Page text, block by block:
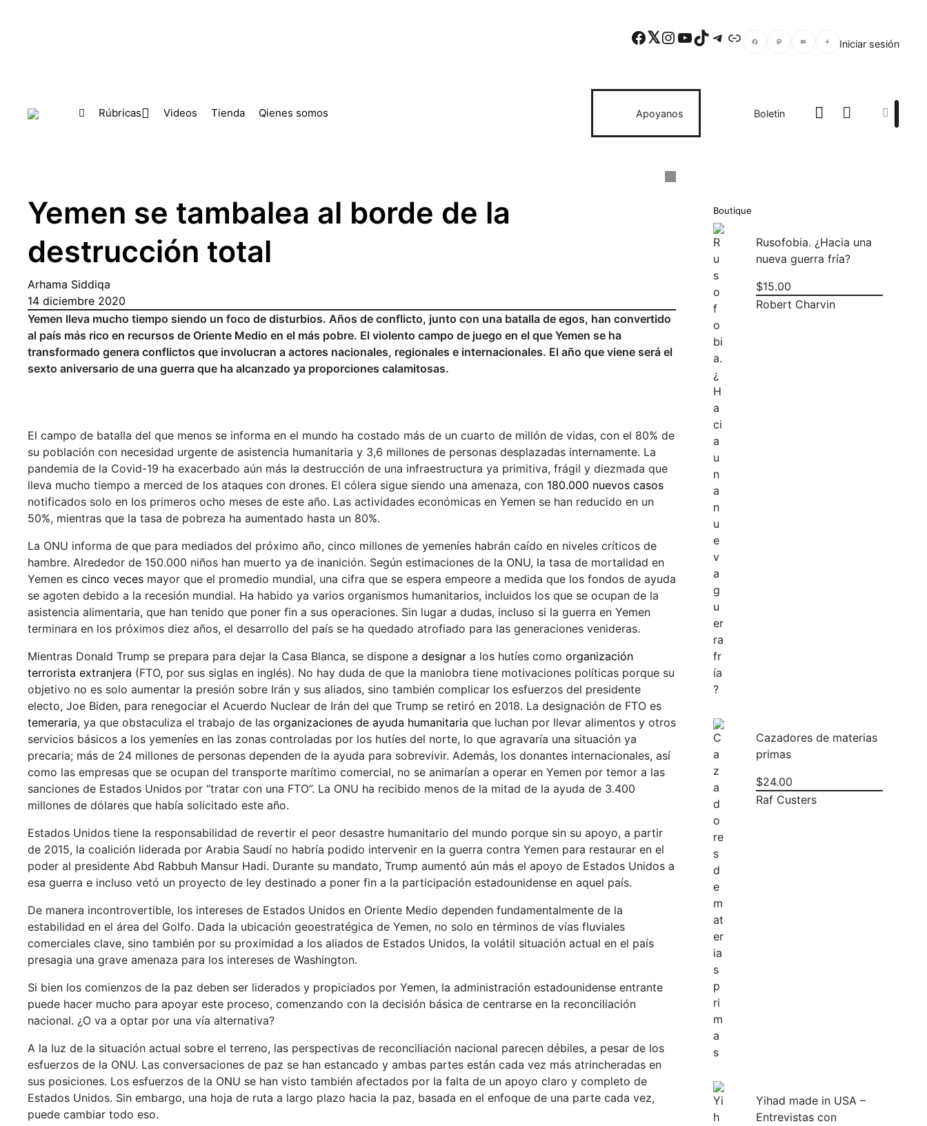
Facebook Twitter Instagram YouTube TikTok Telegram Enlace Iniciar sesión
Rúbricas Videos Tienda Qienes somos Apoyanos Boletin
Yemen se tambalea al borde de la
destrucción total
Arhama Siddiqa
14 diciembre 2020
Yemen lleva mucho tiempo siendo un foco de disturbios. Años de conflicto, junto con una batalla de egos, han convertido
al país más rico en recursos de Oriente Medio en el más pobre. El violento campo de juego en el que Yemen se ha
transformado genera conflictos que involucran a actores nacionales, regionales e internacionales. El año que viene será el
sexto aniversario de una guerra que ha alcanzado ya proporciones calamitosas.
El campo de batalla del que menos se informa en el mundo ha costado más de un cuarto de millón de vidas, con el 80% de
su población con necesidad urgente de asistencia humanitaria y 3,6 millones de personas desplazadas internamente. La
pandemia de la Covid-19 ha exacerbado aún más la destrucción de una infraestructura ya primitiva, frágil y diezmada que
lleva mucho tiempo a merced de los ataques con drones. El cólera sigue siendo una amenaza, con 180.000 nuevos casos
notificados solo en los primeros ocho meses de este año. Las actividades económicas en Yemen se han reducido en un
50%, mientras que la tasa de pobreza ha aumentado hasta un 80%.
La ONU informa de que para mediados del próximo año, cinco millones de yemeníes habrán caído en niveles críticos de
hambre. Alrededor de 150.000 niños han muerto ya de inanición. Según estimaciones de la ONU, la tasa de mortalidad en
Yemen escinco veces mayor que el promedio mundial, una cifra que se espera empeore a medida que los fondos de ayuda
se agoten debido a la recesión mundial. Ha habido ya varios organismos humanitarios, incluidos los que se ocupan de la
asistencia alimentaria, que han tenido que poner fin a sus operaciones. Sin lugar a dudas, incluso si la guerra en Yemen
terminara en los próximos diez años, el desarrollo del país se ha quedado atrofiado para las generaciones venideras.
Mientras Donald Trump se prepara para dejar la Casa Blanca, se dispone adesignar a los hutíes comoorganización
terrorista extranjera (FTO, por sus siglas en inglés). No hay duda de que la maniobra tiene motivaciones políticas porque su
objetivo no es solo aumentar la presión sobre Irán y sus aliados, sino también complicar los esfuerzos del presidente
electo, Joe Biden, para renegociar el Acuerdo Nuclear de Irán del que Trump se retiró en 2018. La designación de FTO es
temeraria, ya que obstaculiza el trabajo de lasorganizaciones de ayuda humanitaria que luchan por llevar alimentos y otros
servicios básicos a los yemeníes en las zonas controladas por los hutíes del norte, lo que agravaría una situación ya
precaria; más de 24 millones de personas dependen de la ayuda para sobrevivir. Además, los donantes internacionales, así
como las empresas que se ocupan del transporte marítimo comercial, no se animarían a operar en Yemen por temor a las
sanciones de Estados Unidos por “tratar con una FTO”. La ONU ha recibido menos de la mitad de la ayuda de 3.400
millones de dólares que había solicitado este año.
Estados Unidos tiene la responsabilidad de revertir el peor desastre humanitario del mundo porque sin su apoyo, a partir
de 2015, la coalición liderada por Arabia Saudí no habría podido intervenir en la guerra contra Yemen para restaurar en el
poder al presidente Abd Rabbuh Mansur Hadi. Durante su mandato, Trump aumentó aún más el apoyo de Estados Unidos a
esa guerra e incluso vetó un proyecto de ley destinado a poner fin a la participación estadounidense en aquel país.
De manera incontrovertible, los intereses de Estados Unidos en Oriente Medio dependen fundamentalmente de la
estabilidad en el área del Golfo. Dada la ubicación geoestratégica de Yemen, no solo en términos de vías fluviales
comerciales clave, sino también por su proximidad a los aliados de Estados Unidos, la volátil situación actual en el país
presagia una grave amenaza para los intereses de Washington.
Si bien los comienzos de la paz deben ser liderados y propiciados por Yemen, la administración estadounidense entrante
puede hacer mucho para apoyar este proceso, comenzando con la decisión básica de centrarse en la reconciliación
nacional. ¿O va a optar por una vía alternativa?
A la luz de la situación actual sobre el terreno, las perspectivas de reconciliación nacional parecen débiles, a pesar de los
esfuerzos de la ONU. Las conversaciones de paz se han estancado y ambas partes están cada vez más atrincheradas en
sus posiciones. Los esfuerzos de la ONU se han visto también afectados por la falta de un apoyo claro y completo de
Estados Unidos. Sin embargo, una hoja de ruta a largo plazo hacia la paz, basada en el enfoque de una parte cada vez,
puede cambiar todo eso.
Boutique
Rusofobia. ¿Hacia una
nueva guerra fría?
$15.00
Robert Charvin
Cazadores de materias
primas
$24.00
Raf Custers
Yihad made in USA –
Entrevistas con